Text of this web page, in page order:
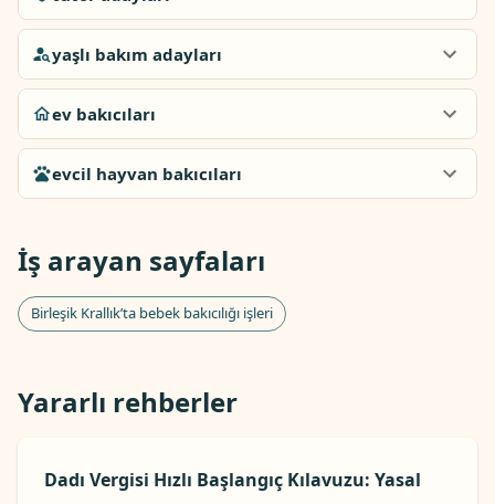
yaşlı bakım adayları
ev bakıcıları
evcil hayvan bakıcıları
İş arayan sayfaları
Birleşik Krallık’ta bebek bakıcılığı işleri
Yararlı rehberler
Dadı Vergisi Hızlı Başlangıç ​​Kılavuzu: Yasal